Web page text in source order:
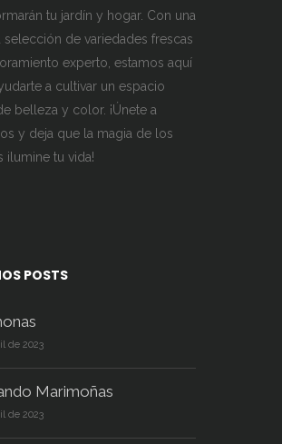
tu jardín y hogar. Con una
selección de variedades frescas
experto, estamos aquí
a cultivar un espacio
belleza y color. ¡Únete a
y deja que la magia de los
ilumine tu vida!
POSTS
de 2023
Marimoñas
de 2023